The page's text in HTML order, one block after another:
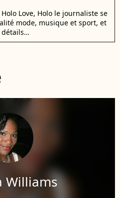
Love, Holo le journaliste se
mode, musique et sport, et
détails…
Williams